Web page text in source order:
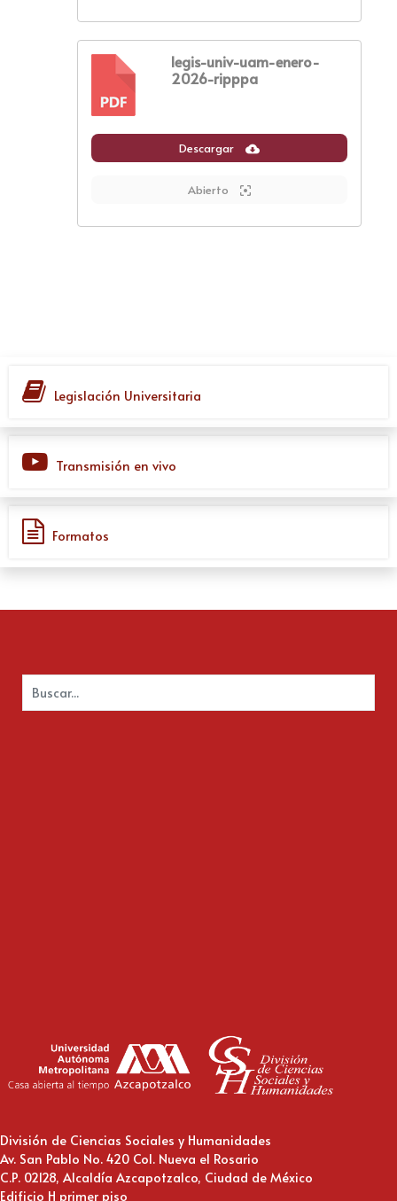
PDF
legis-univ-uam-enero-
2026-ripppa
Descargar
Abierto
Legislación Universitaria
Transmisión en vivo
Formatos
División de Ciencias Sociales y Humanidades
Av. San Pablo No. 420 Col. Nueva el Rosario
C.P. 02128, Alcaldía Azcapotzalco, Ciudad de México
Edificio H primer piso